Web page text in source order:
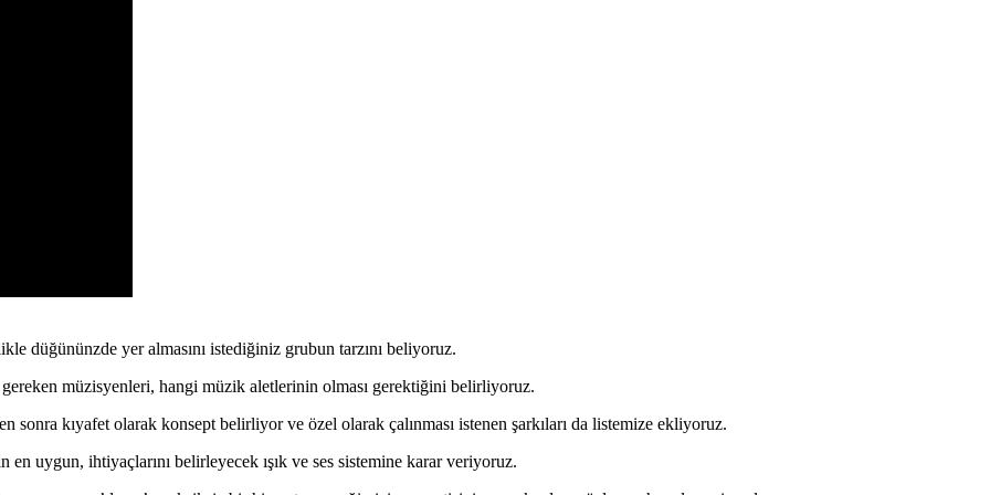
düğününzde yer almasını istediğiniz grubun tarzını beliyoruz.
gereken müzisyenleri, hangi müzik aletlerinin olması gerektiğini belirliyoruz.
sonra kıyafet olarak konsept belirliyor ve özel olarak çalınması istenen şarkıları da listemize ekliyoruz.
en uygun, ihtiyaçlarını belirleyecek ışık ve ses sistemine karar veriyoruz.